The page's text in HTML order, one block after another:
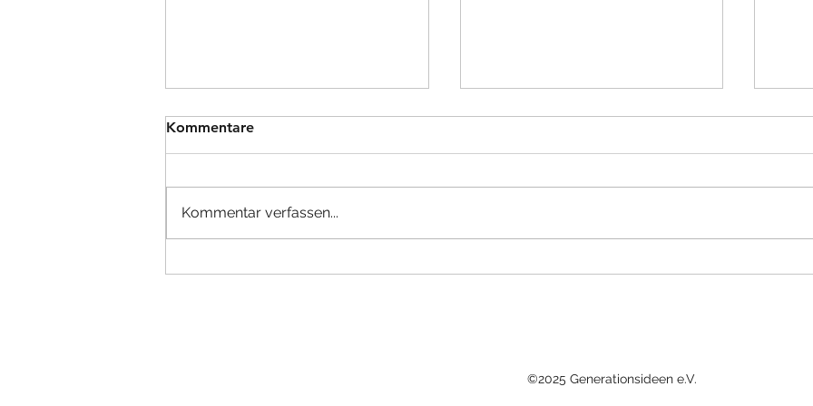
Wie bauen wir Brücken
Kommentare
Kommentar verfassen...
©2025 Generationsideen e.V.